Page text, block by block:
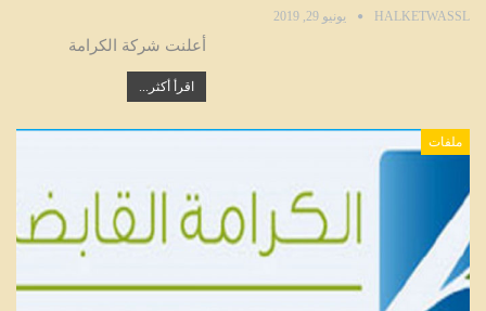
HALKETWASSL يونيو 29, 2019
أعلنت شركة الكرامة
اقرأ أكثر...
ملفات